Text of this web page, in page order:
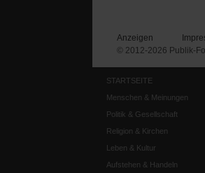
Anzeigen
© 2012-2026 Publik-
STARTSEITE
Menschen & Meinungen
Politik & Gesellschaft
Religion & Kirchen
Leben & Kultur
Aufstehen & Handeln